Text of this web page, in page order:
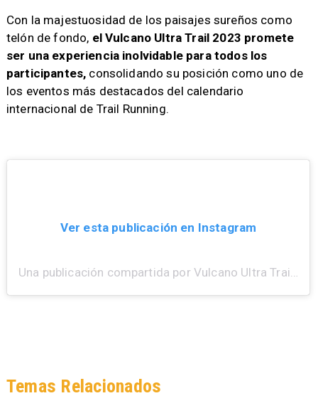
Con la majestuosidad de los paisajes sureños como
telón de fondo, el Vulcano Ultra Trail 2023 promete
ser una experiencia inolvidable para todos los
participantes, consolidando su posición como uno de
los eventos más destacados del calendario
internacional de Trail Running.
Ver esta publicación en Instagram
Una publicación compartida por Vulcano Ultra Trail (@vulcanoultratrail)
Temas Relacionados